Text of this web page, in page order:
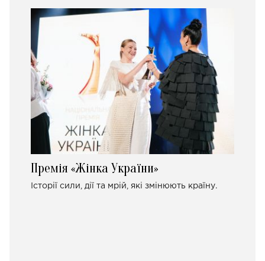
Премія «Жінка України»
Історії сили, дії та мрій, які змінюють країну.